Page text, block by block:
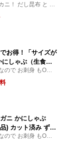
き身 ギフト お歳
冷凍 送料無料
ニ！ だし昆布 と カ
ゃぶ！ 訳あり では
お得！「サイズが
しゃぶ（生食
サイズ）/大〜中/
ニ ズワイ蟹 500
ので お刺身 もOK！
宅用にも 贈り物に
ニ かにしゃぶ
) カット済み ずわ
入 蟹 カニ かに 訳
ので お刺身 もOK！
で蟹三昧を♪